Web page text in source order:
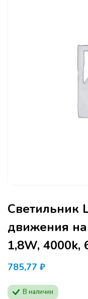
Светильник
движения
1,8W, 4000k,
785,77 ₽
В наличии